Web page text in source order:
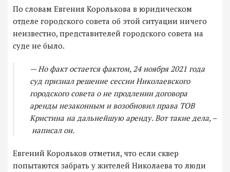
По словам Евгения Королькова в юридическом
отделе городского совета об этой ситуации ничего
неизвестно, представителей городского совета на
суде не было.
— Но факт остается фактом, 24 ноября 2021 года
суд признал решение сессии Николаевского
городского совета о не продлении договора
аренды незаконным и возобновил права ТОВ
Кристина на дальнейшую аренду. Вот такие дела, –
написал он.
Евгений Корольков отметил, что если сквер
попытаются забрать у жителей Николаева то люди